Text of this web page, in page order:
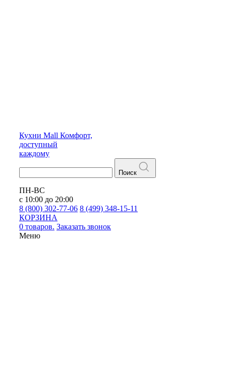
Кухни Mall Комфорт,
доступный
каждому
Поиск
ПН-ВС
с 10:00 до 20:00
8 (800) 302-77-06 8 (499) 348-15-11
КОРЗИНА
0 товаров. Заказать звонок
Меню